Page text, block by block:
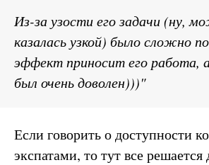
Из-за узости его задачи (ну,
казалась узкой) было сложно
эффект приносит его работа,
был очень доволен)))"
Если говорить о доступности
экспатами, то тут все решается